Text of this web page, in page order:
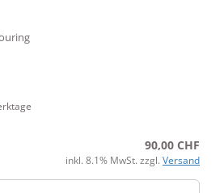
90,00 CHF
inkl. 8.1% MwSt. zzgl. Versand